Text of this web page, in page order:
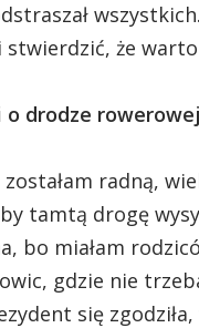
stwierdzić, że
o drodze
zostałam radną,
tamtą drogę
bo miałam
gdzie nie
się zgodziła,